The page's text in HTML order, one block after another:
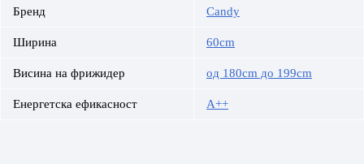
Бренд Candy
Ширина 60cm
Висина на фрижидер од 180cm до 199cm
Енергетска ефикасност A++